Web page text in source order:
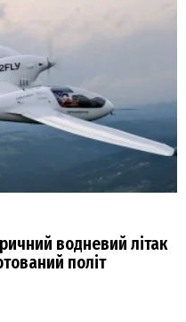
водневий літак
політ